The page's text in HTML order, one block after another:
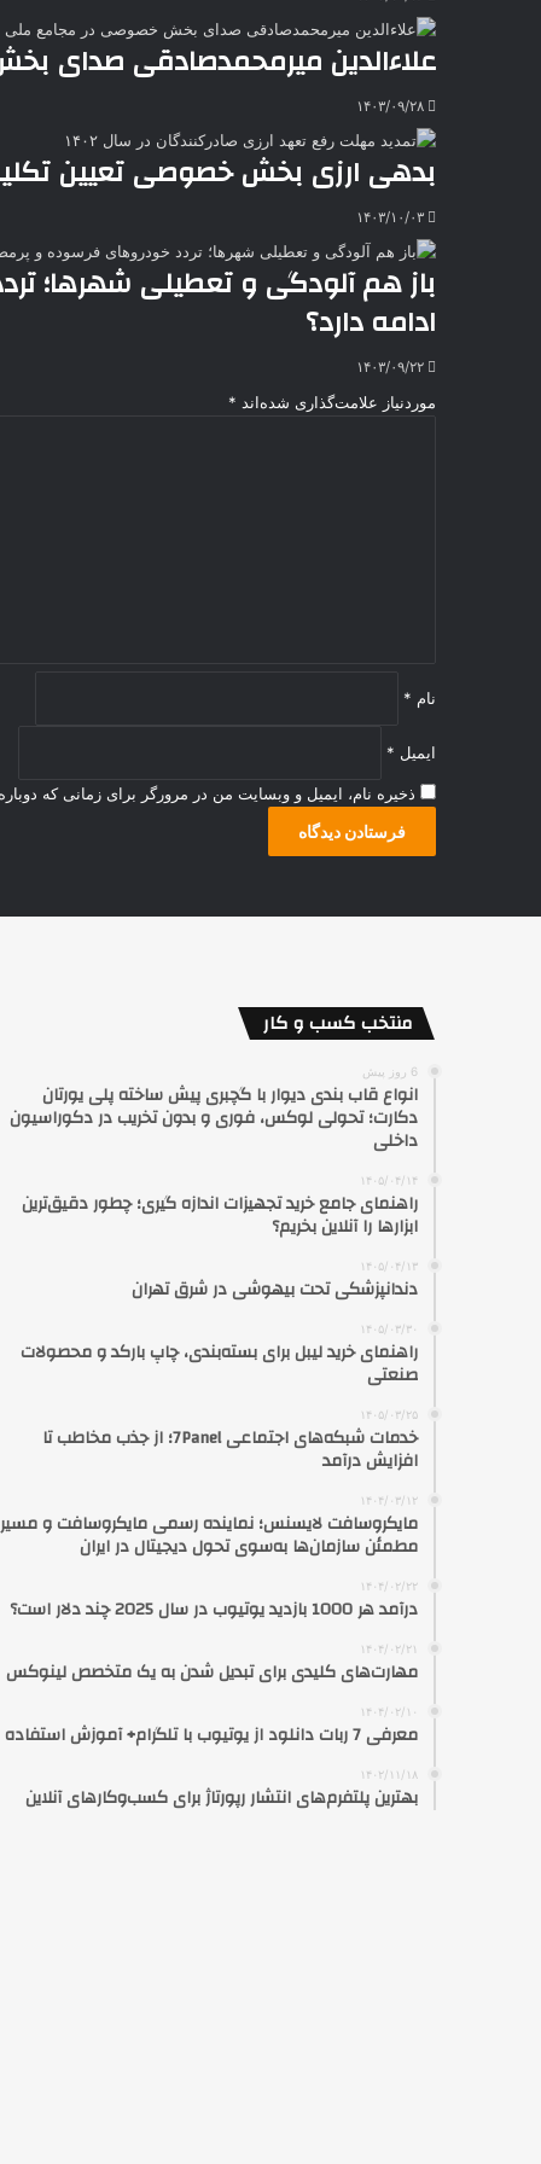
علاءالدین میرمحمدصادقی صدای
۱۴۰۳/۰۹/۲۸
بدهی‌ ارزی بخش خصوصی تعیین
۱۴۰۳/۱۰/۰۳
باز هم آلودگی و تعطیلی شهرها؛
ادامه دارد؟
۱۴۰۳/۰۹/۲۲
موردنیاز علامت‌گذاری شده‌اند *
نام *
ایمیل *
ذخیره نام، ایمیل و وبسایت من در مرورگر برای زمانی که
منتخب کسب و کار
6 روز پیش
انواع قاب بندی دیوار با گچبری پیش ساخته پلی یورتان
دکارت؛ تحولی لوکس، فوری و بدون تخریب در دکوراسیون
داخلی
۱۴۰۵/۰۴/۱۴
راهنمای جامع خرید تجهیزات اندازه گیری؛ چطور دقیق‌ترین
ابزارها را آنلاین بخریم؟
۱۴۰۵/۰۴/۱۳
دندانپزشکی تحت بیهوشی در شرق تهران
۱۴۰۵/۰۳/۳۰
راهنمای خرید لیبل برای بسته‌بندی، چاپ بارکد و محصولات
صنعتی
۱۴۰۵/۰۳/۲۵
خدمات شبکه‌های اجتماعی 7Panel؛ از جذب مخاطب تا
افزایش درآمد
۱۴۰۴/۰۳/۱۲
مایکروسافت لایسنس؛ نماینده رسمی مایکروسافت و مسیر
مطمئن سازمان‌ها به‌سوی تحول دیجیتال در ایران
۱۴۰۴/۰۲/۲۲
درآمد هر 1000 بازدید یوتیوب در سال 2025 چند دلار است؟
۱۴۰۴/۰۲/۲۱
مهارت‌های کلیدی برای تبدیل شدن به یک متخصص لینوکس
۱۴۰۴/۰۲/۱۰
معرفی 7 ربات دانلود از یوتیوب با تلگرام+ آموزش استفاده
۱۴۰۲/۱۱/۱۸
بهترین پلتفرم‌های انتشار رپورتاژ برای کسب‌وکارهای آنلاین